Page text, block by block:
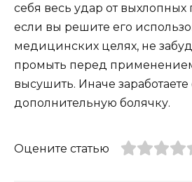
себя весь удар от выхлопных
если вы решите его
медицинских целях, не
промыть перед
высушить. Иначе заработаете
дополнительную болячку.
Оцените статью